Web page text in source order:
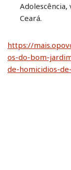
Adolescência,
Ceará.
https://
os-do-bom-
de-homicidios-